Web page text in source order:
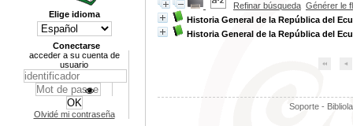
Refinar búsqueda Générer le
Historia General de la República del
Historia General de la República del
Soporte -
Elige idioma
Conectarse
acceder a su cuenta de
usuario
Olvidé mi contraseña